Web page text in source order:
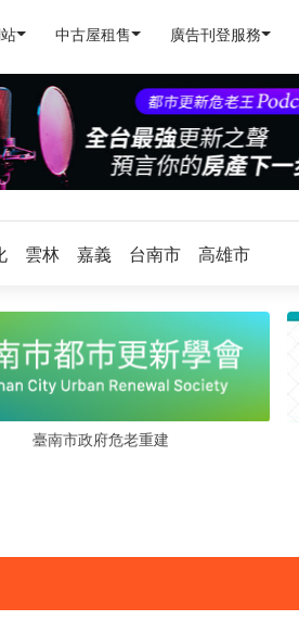
中古屋租售 廣告刊登服務
雲林 嘉義 台南市 高雄市
臺南市政府危老重建